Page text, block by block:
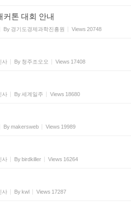
커톤 대회 안내
By 경기도경제과학진흥원 Views 20748
사 By 청주조오오 Views 17408
사 By세계일주 Views 18680
Bymakersweb Views 19989
사 Bybirdkiller Views 16264
사 Bykwl Views 17287